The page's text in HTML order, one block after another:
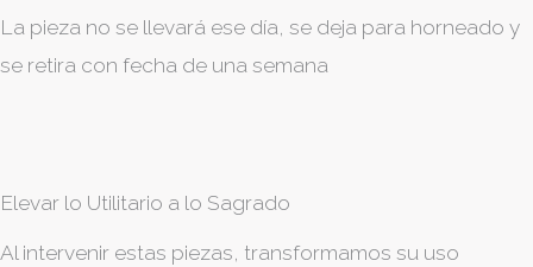
La pieza no se llevará ese día, se deja para horneado y
se retira con fecha de una semana
Elevar lo Utilitario a lo Sagrado
Al intervenir estas piezas, transformamos su uso